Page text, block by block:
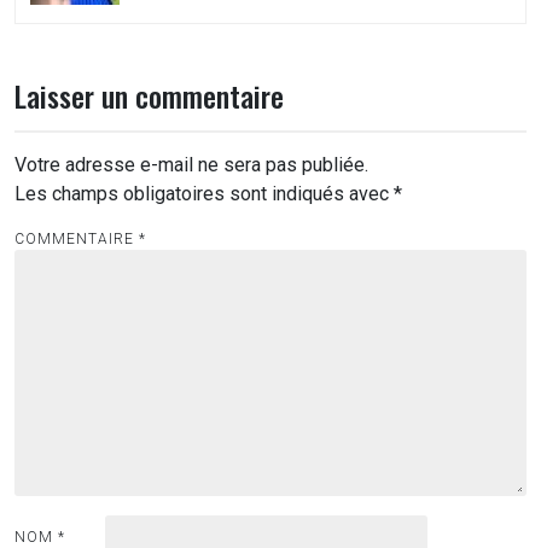
Laisser un commentaire
Votre adresse e-mail ne sera pas publiée.
Les champs obligatoires sont indiqués avec *
COMMENTAIRE *
NOM *